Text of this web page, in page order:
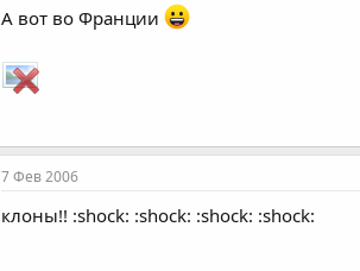
А вот во Франции
7 Фев 2006
клоны!! :shock: :shock: :shock: :shock: